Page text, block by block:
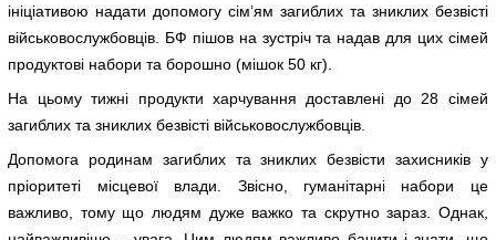
ініціативою надати допомогу сім’ям загиблих та зниклих безвісті
військовослужбовців. БФ пішов на зустріч та надав для цих сімей
продуктові набори та борошно (мішок 50 кг).
На цьому тижні продукти харчування доставлені до 28 сімей
загиблих та зниклих безвісті військовослужбовців.
Допомога родинам загиблих та зниклих безвісти захисників у
пріоритеті місцевої влади. Звісно, гуманітарні набори це
важливо, тому що людям дуже важко та скрутно зараз. Однак,